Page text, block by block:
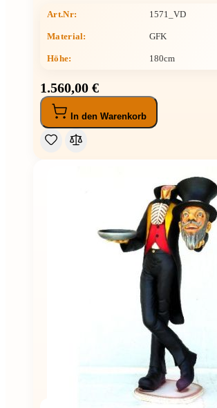
Art.Nr: 1571_VD
Material: GFK
Höhe: 180cm
1.560,00 €
In den Warenkorb